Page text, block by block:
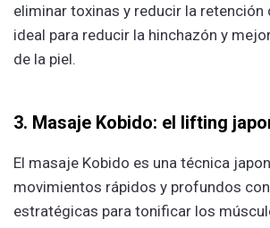
eliminar toxinas y reducir la retención
ideal para reducir la hinchazón y
de la piel.
3. Masaje Kobido: el lifting
El masaje Kobido es una técnica
movimientos rápidos y profundos
estratégicas para tonificar los